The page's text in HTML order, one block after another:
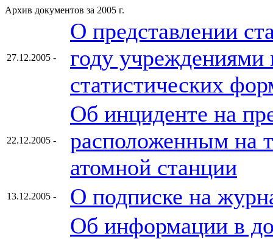
Архив документов за 2005 г.
27.12.2005 -
О представлении
году
статистических
22.12.2005 -
Об инциденте на
расположенным на
атомной станции
13.12.2005 - О подписке на
Об информации в